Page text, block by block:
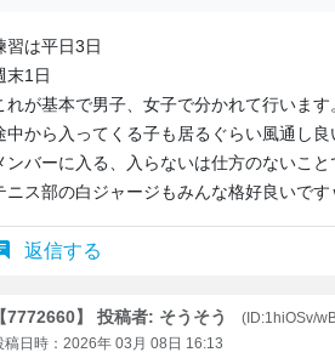
習は平日3日
末1日
れが基本で男子、女子で分かれて行います
中から入ってくる子も居るぐらい風通し良
ンバーに入る、入らないは仕方のないこと
ニス部の白ジャージもみんな格好良いです
返信する
【7772660】 投稿者: そうそう
(ID:1hiOSv/
稿日時：2026年 03月 08日 16:13